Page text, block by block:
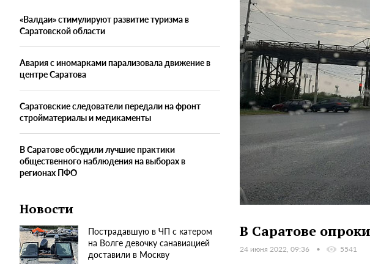
«Валдаи» стимулируют развитие туризма в
Саратовской области
Авария с иномарками парализовала движение в
центре Саратова
Саратовские следователи передали на фронт
стройматериалы и медикаменты
В Саратове обсудили лучшие практики
общественного наблюдения на выборах в
регионах ПФО
Новости
Пострадавшую в ЧП с катером
на Волге девочку санавиацией
доставили в Москву
В Саратове
24 июня 2022, 09:36 5541